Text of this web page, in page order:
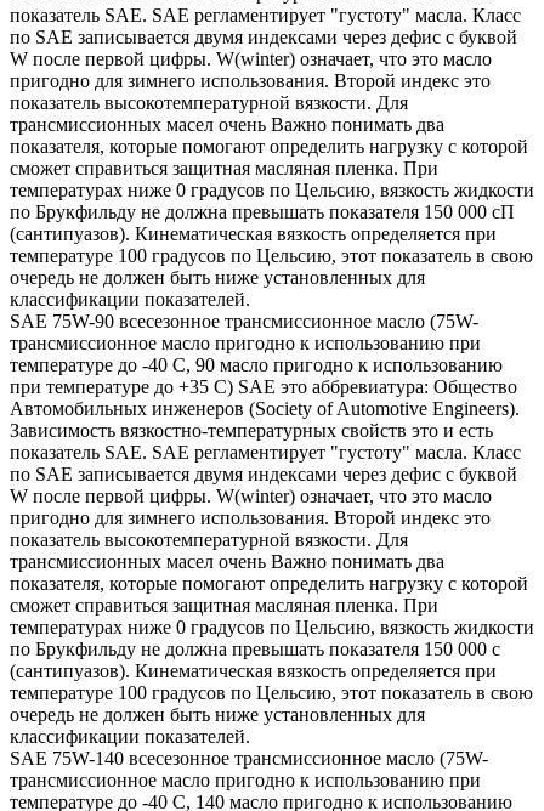
показатель SAE. SAE регламентирует "густоту" масла. Класс
по SAE записывается двумя индексами через дефис с буквой
W после первой цифры. W(winter) означает, что это масло
пригодно для зимнего использования. Второй индекс это
показатель высокотемпературной вязкости. Для
трансмиссионных масел очень Важно понимать два
показателя, которые помогают определить нагрузку с которой
сможет справиться защитная масляная пленка. При
температурах ниже 0 градусов по Цельсию, вязкость жидкости
по Брукфильду не должна превышать показателя 150 000 сП
(сантипуазов). Кинематическая вязкость определяется при
температуре 100 градусов по Цельсию, этот показатель в свою
очередь не должен быть ниже установленных для
классификации показателей.
SAE 75W-90 всесезонное трансмиссионное масло (75W-
трансмиссионное масло пригодно к использованию при
температуре до -40 С, 90 масло пригодно к использованию
при температуре до +35 С) SAE это аббревиатура: Общество
Автомобильных инженеров (Society of Automotive Engineers).
Зависимость вязкостно-температурных свойств это и есть
показатель SAE. SAE регламентирует "густоту" масла. Класс
по SAE записывается двумя индексами через дефис с буквой
W после первой цифры. W(winter) означает, что это масло
пригодно для зимнего использования. Второй индекс это
показатель высокотемпературной вязкости. Для
трансмиссионных масел очень Важно понимать два
показателя, которые помогают определить нагрузку с которой
сможет справиться защитная масляная пленка. При
температурах ниже 0 градусов по Цельсию, вязкость жидкости
по Брукфильду не должна превышать показателя 150 000 с
(сантипуазов). Кинематическая вязкость определяется при
температуре 100 градусов по Цельсию, этот показатель в свою
очередь не должен быть ниже установленных для
классификации показателей.
SAE 75W-140 всесезонное трансмиссионное масло (75W-
трансмиссионное масло пригодно к использованию при
температуре до -40 С, 140 масло пригодно к использованию